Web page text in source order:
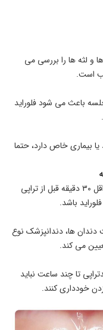
و لثه ها را بررسی می
است.
باعث می شود فلوراید
بیماری خاص دارد، حتما
به ویژه برای کودکان، توصیه می شود حداقل ۳۰ دقیقه قبل از تراپی
باشد.
ها، دندانپزشک نوع
می کند.
تا چند ساعت نباید
خودداری کنند.